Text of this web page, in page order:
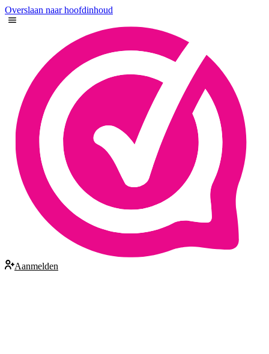
Overslaan naar hoofdinhoud
Aanmelden